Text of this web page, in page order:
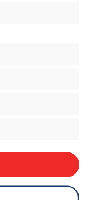
人確認が不可
、アクセスロ
して開示等は
は任意による